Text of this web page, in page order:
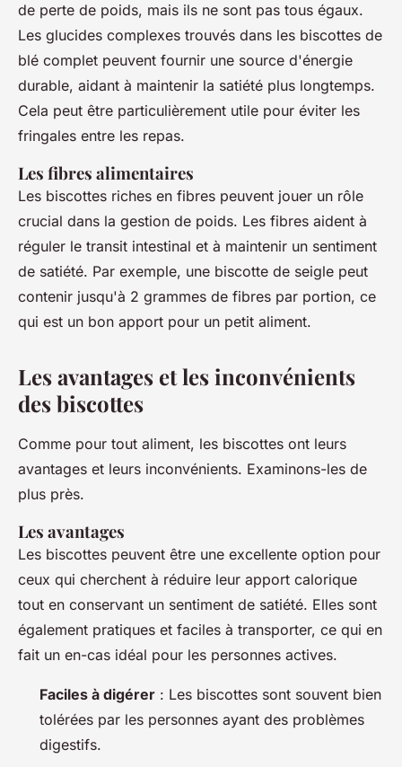
de perte de poids, mais ils ne sont pas tous égaux.
Les glucides complexes trouvés dans les biscottes de
blé complet peuvent fournir une source d'énergie
durable, aidant à maintenir la satiété plus longtemps.
Cela peut être particulièrement utile pour éviter les
fringales entre les repas.
Les fibres alimentaires
Les biscottes riches en fibres peuvent jouer un rôle
crucial dans la gestion de poids. Les fibres aident à
réguler le transit intestinal et à maintenir un sentiment
de satiété. Par exemple, une biscotte de seigle peut
contenir jusqu'à 2 grammes de fibres par portion, ce
qui est un bon apport pour un petit aliment.
Les avantages et les inconvénients
des biscottes
Comme pour tout aliment, les biscottes ont leurs
avantages et leurs inconvénients. Examinons-les de
plus près.
Les avantages
Les biscottes peuvent être une excellente option pour
ceux qui cherchent à réduire leur apport calorique
tout en conservant un sentiment de satiété. Elles sont
également pratiques et faciles à transporter, ce qui en
fait un en-cas idéal pour les personnes actives.
Faciles à digérer : Les biscottes sont souvent bien
tolérées par les personnes ayant des problèmes
digestifs.